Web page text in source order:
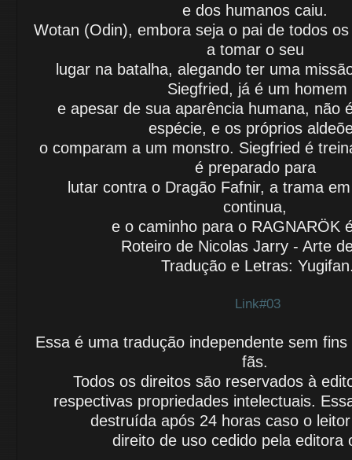
e dos humanos caiu.
Wotan (Odin), embora seja o pai de todos
a tomar o seu
lugar na batalha, alegando ter uma
Siegfried, já é um homem
e apesar de sua aparência humana, não
espécie, e os próprios
o comparam a um monstro. Siegfried é
é preparado para
lutar contra o Dragão Fafnir, a trama
continua,
e o caminho para o RAGNARÖK
Roteiro de Nicolas Jarry - Arte
Tradução e Letras:
Link#03
Essa é uma tradução independente sem
fãs.
Todos os direitos são reservados à
respectivas propriedades intelectuais.
destruída após 24 horas caso o
direito de uso cedido pela editora